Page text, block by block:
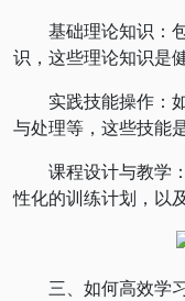
基础理论知识：包
识，这些理论知识是
实践技能操作：如
与处理等，这些技能
课程设计与教学：
性化的训练计划，以
三、如何高效学